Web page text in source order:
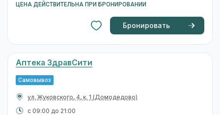
ЦЕНА ДЕЙСТВИТЕЛЬНА ПРИ БРОНИРОВАНИИ
Бронировать
Аптека ЗдравСити
Самовывоз
ул. Жуковского, 4, к. 1 (Домодедово)
с 09:00 до 21:00